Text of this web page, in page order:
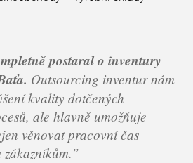
postaral o inventury
Outsourcing inventur nám
kvality dotčených
ale hlavně umožňuje
věnovat pracovní čas